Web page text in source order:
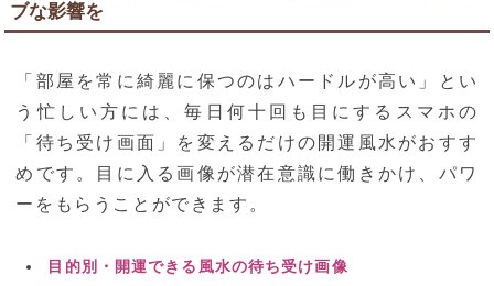
ブな影響を
「部屋を常に綺麗に保つのはハードルが高い」とい
う忙しい方には、毎日何十回も目にするスマホの
「待ち受け画面」を変えるだけの開運風水がおすす
めです。目に入る画像が潜在意識に働きかけ、パワ
ーをもらうことができます。
目的別・開運できる風水の待ち受け画像